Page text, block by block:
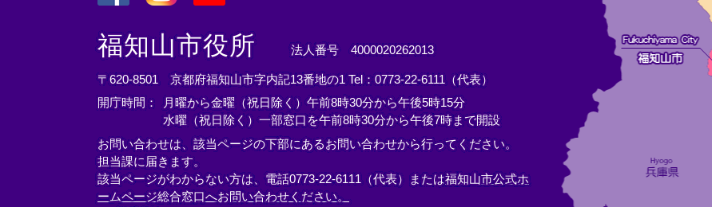
外
部
リ
ン
ク
外
部
リ
ン
ク
外
部
リ
ン
ク
＞
福知山市役所 法人番号 4000020262013
〒620-8501 京都府福知山市字内記13番地の1 Tel：0773-22-6111（代表）
開庁時間： 月曜から金曜（祝日除く）午前8時30分から午後5時15分
水曜（祝日除く）一部窓口を午前8時30分から午後7時まで開設
お問い合わせは、該当ページの下部にあるお問い合わせから行ってください。
担当課に届きます。
該当ページがわからない方は、電話0773-22-6111（代表）または福知山市公式ホ
ームページ総合窓口へお問い合わせください。